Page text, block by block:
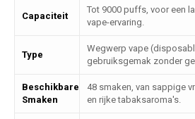
Capaciteit
Tot 9000 puffs, voor een
vape-ervaring.
Type
Wegwerp vape
gebruiksgemak zonder
Beschikbare
Smaken
48 smaken, van sappige
en rijke tabaksaroma's.